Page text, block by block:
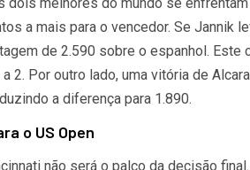
a mais para o vencedor. Se Jannik
de 2.590 sobre o espanhol.
2. Por outro lado, uma vitória de
a diferença para 1.890.
o US Open
não será o palco da decisão